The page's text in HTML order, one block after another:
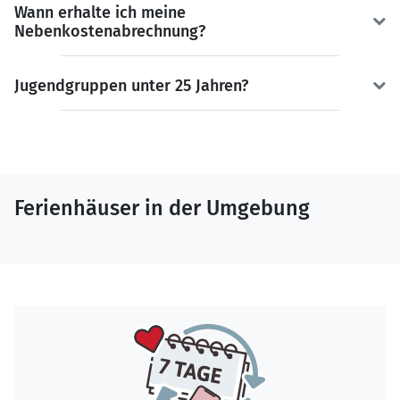
Wann erhalte ich meine
Nebenkostenabrechnung?
Jugendgruppen unter 25 Jahren?
Ferienhäuser in der Umgebung